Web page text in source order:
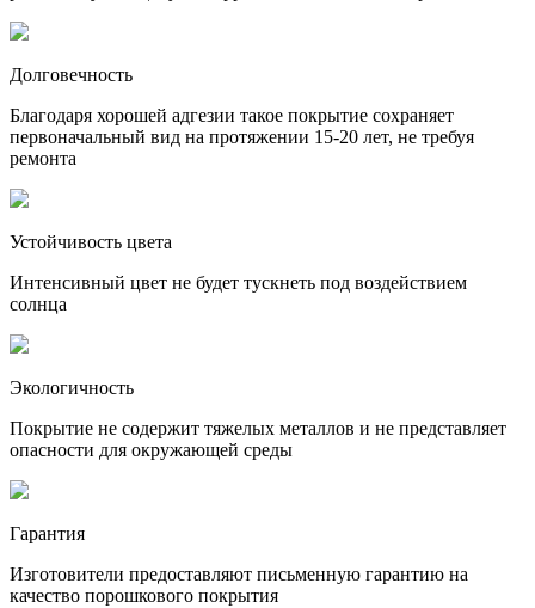
Долговечность
Благодаря хорошей адгезии такое покрытие сохраняет
первоначальный вид на протяжении 15-20 лет, не требуя
ремонта
Устойчивость цвета
Интенсивный цвет не будет тускнеть под воздействием
солнца
Экологичность
Покрытие не содержит тяжелых металлов и не представляет
опасности для окружающей среды
Гарантия
Изготовители предоставляют письменную гарантию на
качество порошкового покрытия